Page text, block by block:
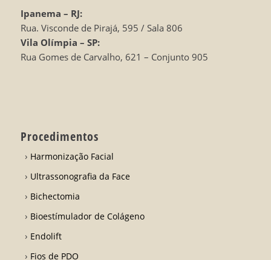
Ipanema – RJ:
Rua. Visconde de Pirajá, 595 / Sala 806
Vila Olímpia – SP:
Rua Gomes de Carvalho, 621 – Conjunto 905
Procedimentos
Harmonização Facial
Ultrassonografia da Face
Bichectomia
Bioestímulador de Colágeno
Endolift
Fios de PDO